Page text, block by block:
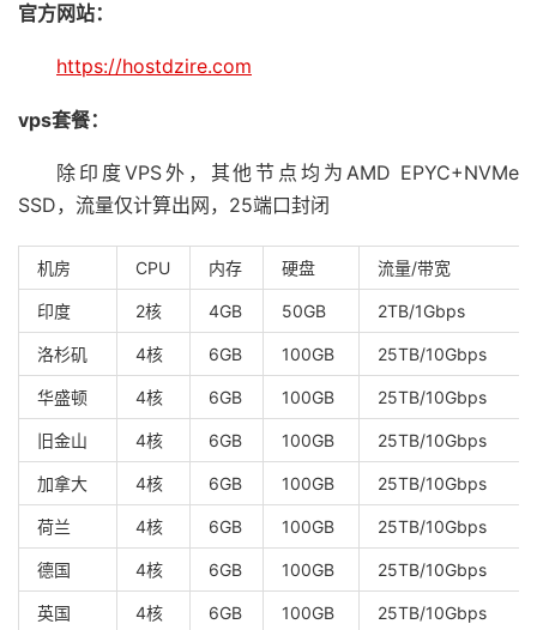
官方网站：
https://hostdzire.com
vps套餐：
除印度VPS外，其他节点均为AMD EPYC+NVMe
SSD，流量仅计算出网，25端口封闭
机房 CPU 内存 硬盘 流量/带宽
印度 2核 4GB 50GB 2TB/1Gbps
洛杉矶 4核 6GB 100GB 25TB/10Gbps
华盛顿 4核 6GB 100GB 25TB/10Gbps
旧金山 4核 6GB 100GB 25TB/10Gbps
加拿大 4核 6GB 100GB 25TB/10Gbps
荷兰 4核 6GB 100GB 25TB/10Gbps
德国 4核 6GB 100GB 25TB/10Gbps
英国 4核 6GB 100GB 25TB/10Gbps